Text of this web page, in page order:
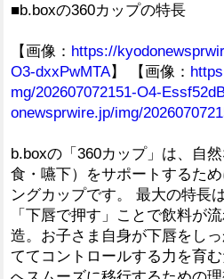
■b.boxの360カップの特長
【画像： https://
O3-dxxPwMTA】 【画像：
mg/202607072151-O4-
onewsprwire.jp/img/
b.boxの「360カップ」は、自
食・嚥下）をサポートするた
ングカップです。 最大の特長
「下唇で押す」ことで飲料が
造。お子さま自身が下唇をし
ててコントロールする力を育